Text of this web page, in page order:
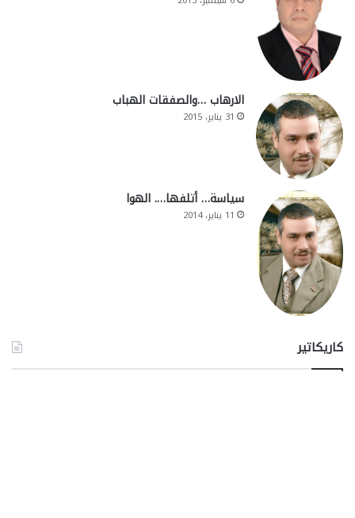
الارهاب …والصفقات الهباب
31 يناير، 2015
سياسة… أتلفها…. الهوا
11 يناير، 2014
كاريكاتير